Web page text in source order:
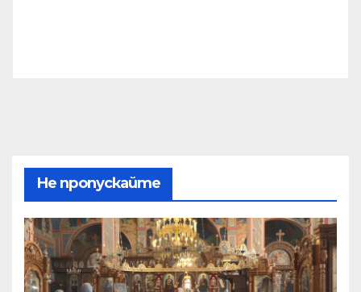
Не пропускайте